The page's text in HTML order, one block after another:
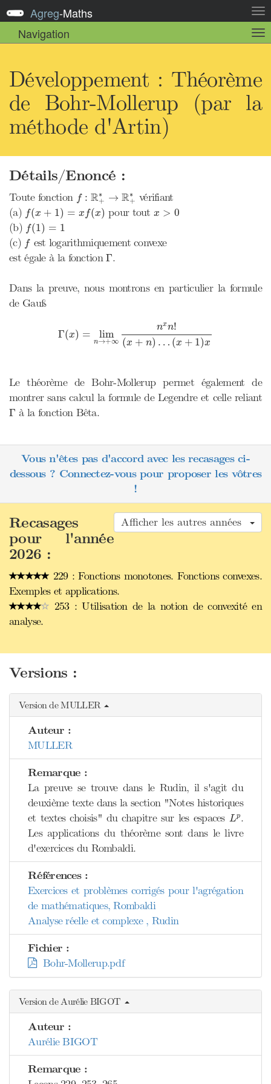
la
Agreg-Maths
Navigation
la
Développement : Théorème
de Bohr-Mollerup (par la
méthode d'Artin)
Détails/Enoncé :
Toute fonction f : R∗
+ → R∗
+
:R +∗ R+∗ vérifiant
(a) f(x + 1) = x f(x)
f(x 1 )= pour toutx > 0
x >
(b) f(1) = 1
f(1)=
(c) f
f est logarithmiquement convexe
est égale à la fonctionΓ
Γ.
Dans la preuve, nous montrons en particulier la formule
de Gauß
Γ(x) = lim
n→+∞
nxn!
(x + n) … (x + 1)x
(x+n
Le théorème de Bohr-Mollerup permet également de
montrer sans calcul la formule de Legendre et celle reliant
Γ
Γ à la fonction Bêta.
Vous n'êtes pas d'accord avec les recasages ci-
dessous ? Connectez-vous pour proposer les vôtres
!
Afficher les autres années
Recasages
pour l'année
2026 :
229 : Fonctions monotones. Fonctions convexes.
Exemples et applications.
253 : Utilisation de la notion de convexité en
analyse.
Versions :
Version de MULLER
Auteur :
MULLER
Remarque :
La preuve se trouve dans le Rudin, il s'agit du
deuxième texte dans la section "Notes historiques
et textes choisis" du chapitre sur les espaces Lp
Lp.
Les applications du théorème sont dans le livre
d'exercices du Rombaldi.
Références :
Exercices et problèmes corrigés pour l'agrégation
de mathématiques, Rombaldi
Analyse réelle et complexe , Rudin
Fichier :
Bohr-Mollerup.pdf
Version de Aurélie BIGOT
Auteur :
Aurélie BIGOT
Remarque :